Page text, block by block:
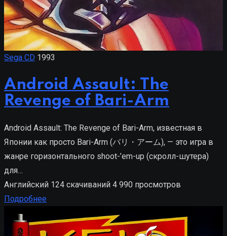
Sega CD 1993
Android Assault: The
Revenge of Bari-Arm
Android Assault: The Revenge of Bari-Arm, известная в
Японии как просто Bari-Arm (バリ・アーム), — это игра в
жанре горизонтального shoot-’em-up (скролл-шутера)
для…
Английский 124 скачиваний 4 990 просмотров
Подробнее